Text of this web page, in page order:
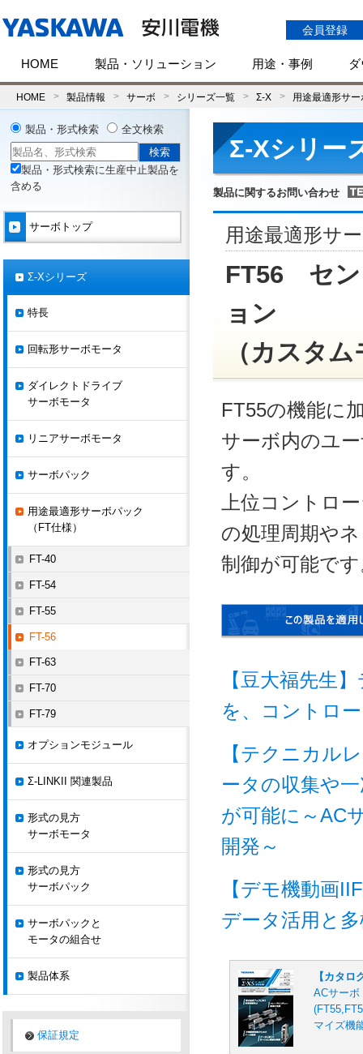
会員登録
HOME 製品・ソリューション 用途・事例
HOME 製品情報 サーボ シリーズ一覧 Σ-X 用途最適形サ
Σ-Xシリー
製品に関するお問い合わせ
用途最適形サ
FT56 セン
ョン
（カスタ
FT55の機能に
サーボ内のユ
す。
上位コントロ
の処理周期や
制御が可能で
【豆大福先生
を、コントロ
【テクニカル
ータの収集や
が可能に～AC
開発～
【デモ機動画
データ活用と
【カタロ
ACサー
マイズ機
製品・形式検索 全文検索
製品・形式検索に生産中止製品を
含める
サーボトップ
Σ-Xシリーズ
特長
回転形サーボモータ
ダイレクトドライブ
サーボモータ
リニアサーボモータ
サーボパック
用途最適形サーボパック
（FT仕様）
FT-40
FT-54
FT-55
FT-56
FT-63
FT-70
FT-79
オプションモジュール
Σ-LINKII 関連製品
形式の見方
サーボモータ
形式の見方
サーボパック
サーボパックと
モータの組合せ
製品体系
保証規定